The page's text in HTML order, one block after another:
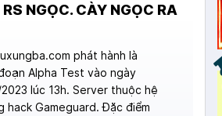
NGỌC. CÀY NGỌC RA
phát hành là
Alpha Test vào ngày
lúc 13h. Server thuộc hệ
Gameguard. Đặc điểm